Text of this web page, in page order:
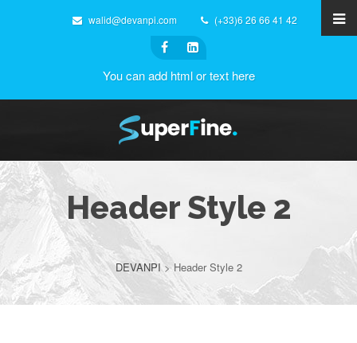
walid@devanpi.com (+33)6 26 66 41 42
You can add html or text here
Header Style 2
DEVANPI>Header Style 2